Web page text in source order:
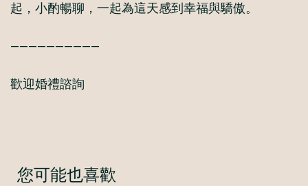
起，小酌暢聊，一起為這天感到幸福與驕傲。
——————————
歡迎婚禮諮詢
您可能也喜歡